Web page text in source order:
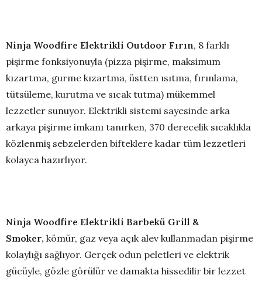
Ninja Woodfire Elektrikli Outdoor Fırın, 8 farklı
pişirme fonksiyonuyla (pizza pişirme, maksimum
kızartma, gurme kızartma, üstten ısıtma, fırınlama,
tütsüleme, kurutma ve sıcak tutma) mükemmel
lezzetler sunuyor. Elektrikli sistemi sayesinde arka
arkaya pişirme imkanı tanırken, 370 derecelik sıcaklıkla
közlenmiş sebzelerden bifteklere kadar tüm lezzetleri
kolayca hazırlıyor.
Ninja Woodfire Elektrikli Barbekü Grill &
Smoker, kömür, gaz veya açık alev kullanmadan pişirme
kolaylığı sağlıyor. Gerçek odun peletleri ve elektrik
gücüyle, gözle görülür ve damakta hissedilir bir lezzet